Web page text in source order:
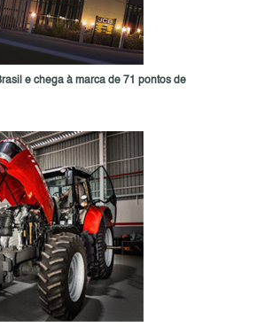
e chega à marca de 71 pontos de